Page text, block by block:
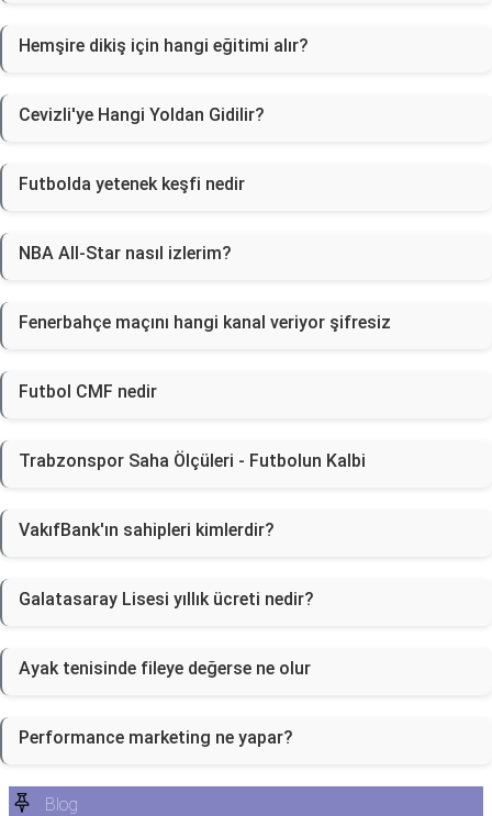
Hemşire dikiş için hangi eğitimi alır?
Cevizli'ye Hangi Yoldan Gidilir?
Futbolda yetenek keşfi nedir
NBA All-Star nasıl izlerim?
Fenerbahçe maçını hangi kanal veriyor şifresiz
Futbol CMF nedir
Trabzonspor Saha Ölçüleri - Futbolun Kalbi
VakıfBank'ın sahipleri kimlerdir?
Galatasaray Lisesi yıllık ücreti nedir?
Ayak tenisinde fileye değerse ne olur
Performance marketing ne yapar?
Blog